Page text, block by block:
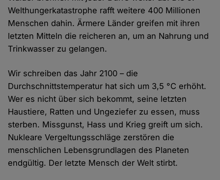
Welthungerkatastrophe rafft weitere 400 Millionen
Menschen dahin. Ärmere Länder greifen mit ihren
letzten Mitteln die reicheren an, um an Nahrung und
Trinkwasser zu gelangen.
Wir schreiben das Jahr 2100 – die
Durchschnittstemperatur hat sich um 3,5 °C erhöht.
Wer es nicht über sich bekommt, seine letzten
Haustiere, Ratten und Ungeziefer zu essen, muss
sterben. Missgunst, Hass und Krieg greift um sich.
Nukleare Vergeltungsschläge zerstören die
menschlichen Lebensgrundlagen des Planeten
endgültig. Der letzte Mensch der Welt stirbt.